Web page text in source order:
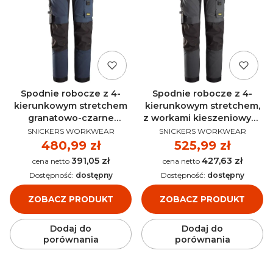
Spodnie robocze z 4-
kierunkowym stretchem
granatowo-czarne
AllroundWork SNICKERS
6375
PRODUCENT
SNICKERS WORKWEAR
Cena
480,99 zł
Cena 391,05 zł
ZOBACZ PRODUKT
Dostępność: dostępny
Dodaj do
porównania
Spodnie robocze z 4-
kierunkowym stretchem,
z workami kieszeniowymi
szaro-czarne
AllroundWork SNICKERS
6275
PRODUCENT
SNICKERS WORKWEAR
Cena
525,99 zł
Cena 427,63 zł
ZOBACZ PRODUKT
Dostępność: dostępny
Dodaj do
porównania